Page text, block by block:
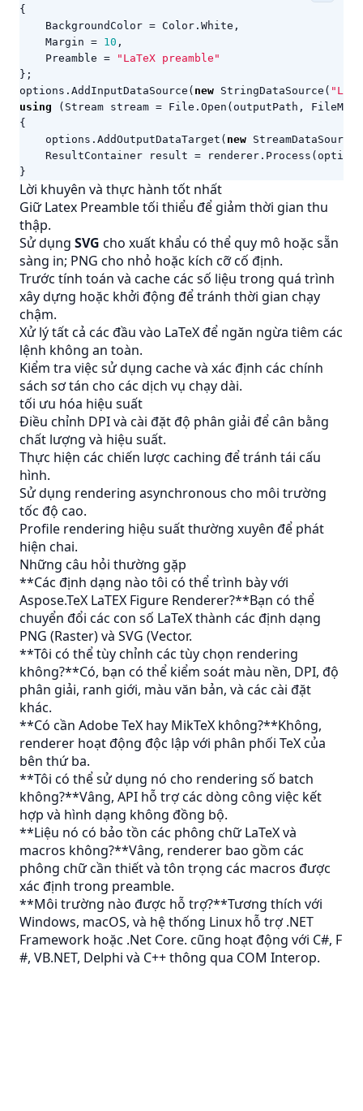
{
BackgroundColor = Color . White ,
Margin = 10 ,
Preamble =
"LaTeX preamble"
};
options . AddInputDataSource ( new StringDataSource (
using
( Stream stream = File . Open ( outputPath ,
FileMode
{
options . AddOutputDataTarget ( new StreamDataSource
ResultContainer
result = renderer . Process ( options
}
Lời khuyên và thực hành tốt nhất
Giữ Latex Preamble tối thiểu để giảm thời gian thu
thập.
Sử dụng SVG cho xuất khẩu có thể quy mô hoặc sẵn
sàng in; PNG cho nhỏ hoặc kích cỡ cố định.
Trước tính toán và cache các số liệu trong quá trình
xây dựng hoặc khởi động để tránh thời gian chạy
chậm.
Xử lý tất cả các đầu vào LaTeX để ngăn ngừa tiêm các
lệnh không an toàn.
Kiểm tra việc sử dụng cache và xác định các chính
sách sơ tán cho các dịch vụ chạy dài.
tối ưu hóa hiệu suất
Điều chỉnh DPI và cài đặt độ phân giải để cân bằng
chất lượng và hiệu suất.
Thực hiện các chiến lược caching để tránh tái cấu
hình.
Sử dụng rendering asynchronous cho môi trường
tốc độ cao.
Profile rendering hiệu suất thường xuyên để phát
hiện chai.
Những câu hỏi thường gặp
**Các định dạng nào tôi có thể trình bày với
Aspose.TeX LaTEX Figure Renderer?**Bạn có thể
chuyển đổi các con số LaTeX thành các định dạng
PNG (Raster) và SVG (Vector.
**Tôi có thể tùy chỉnh các tùy chọn rendering
không?**Có, bạn có thể kiểm soát màu nền, DPI, độ
phân giải, ranh giới, màu văn bản, và các cài đặt
khác.
**Có cần Adobe TeX hay MikTeX không?**Không,
renderer hoạt động độc lập với phân phối TeX của
bên thứ ba.
**Tôi có thể sử dụng nó cho rendering số batch
không?**Vâng, API hỗ trợ các dòng công việc kết
hợp và hình dạng không đồng bộ.
**Liệu nó có bảo tồn các phông chữ LaTeX và
macros không?**Vâng, renderer bao gồm các
phông chữ cần thiết và tôn trọng các macros được
xác định trong preamble.
**Môi trường nào được hỗ trợ?**Tương thích với
Windows, macOS, và hệ thống Linux hỗ trợ .NET
Framework hoặc .Net Core. cũng hoạt động với C#, F
#, VB.NET, Delphi và C++ thông qua COM Interop.